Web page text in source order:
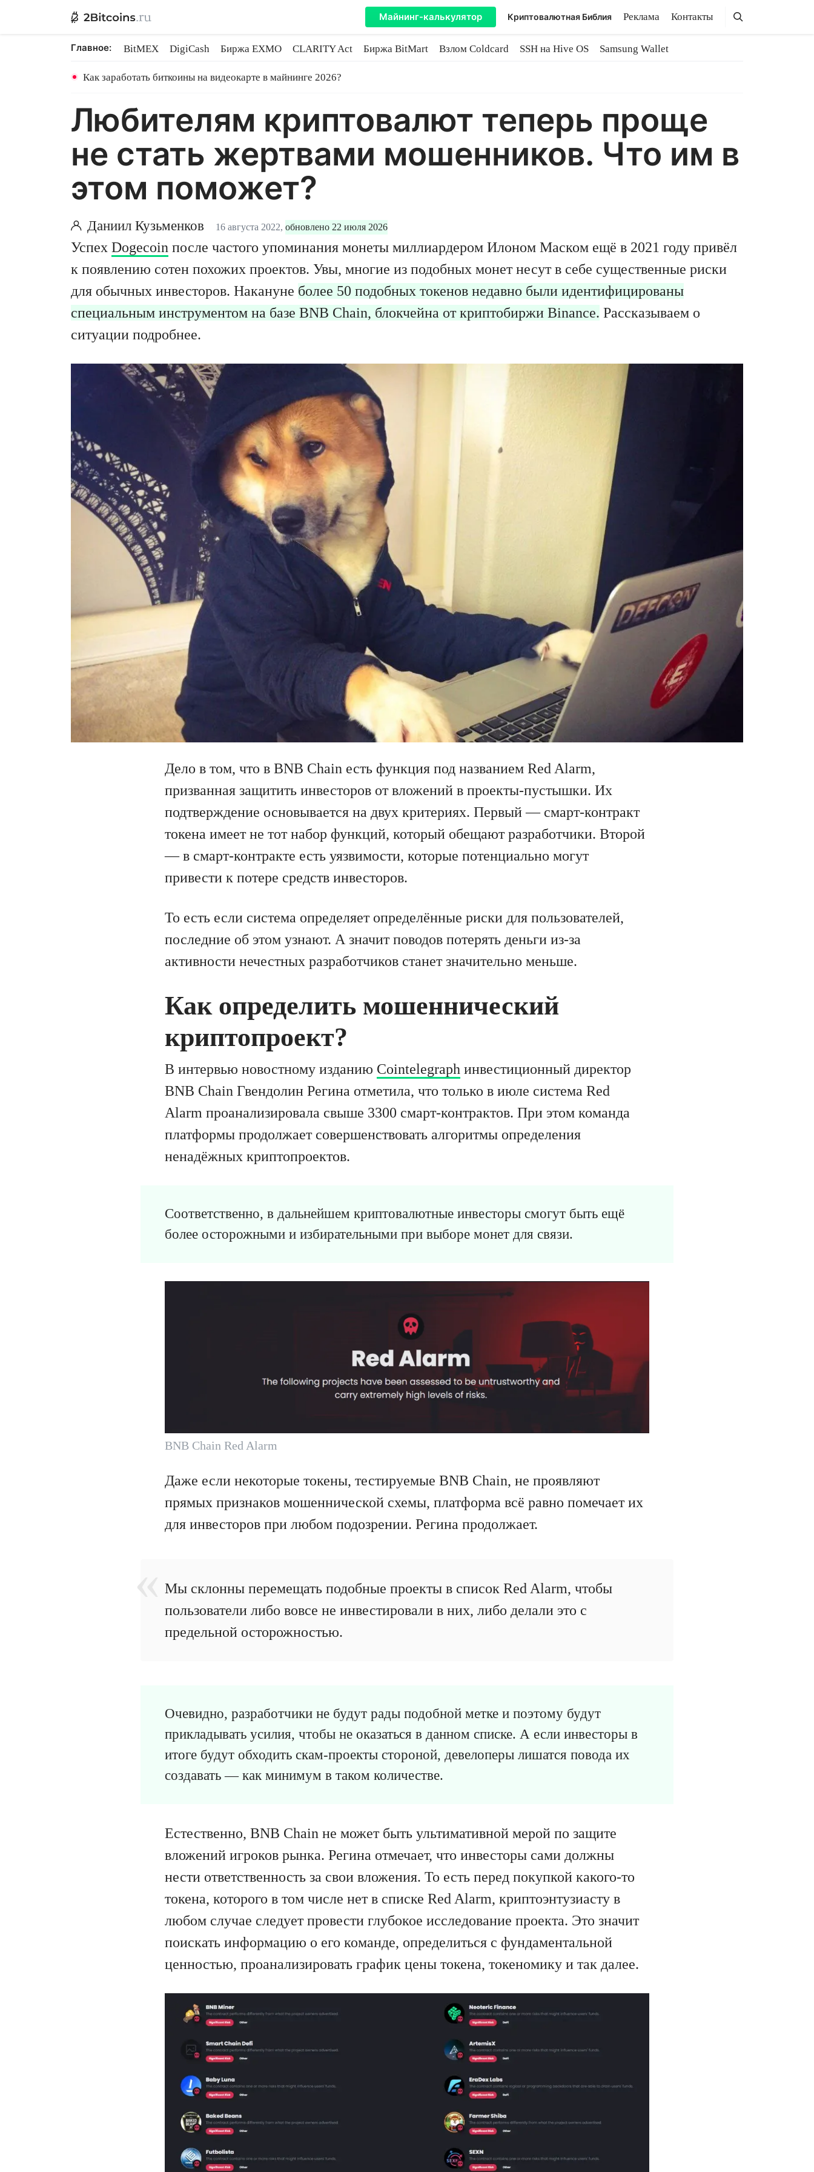
Майнинг-калькулятор Криптовалютная Библия Реклама Контакты Поиск
Поиск
Главное: BitMEX DigiCash Биржа EXMO CLARITY Act Биржа BitMart Взлом Coldcard SSH на Hive OS
Samsung Wallet
Как заработать биткоины на видеокарте в майнинге 2026?
Любителям криптовалют теперь проще
не стать жертвами мошенников. Что им в
этом поможет?
Даниил Кузьменков 16 августа 2022, обновлено 22 июля 2026
Успех Dogecoin после частого упоминания монеты миллиардером Илоном Маском ещё в 2021 году привёл
к появлению сотен похожих проектов. Увы, многие из подобных монет несут в себе существенные риски
для обычных инвесторов. Накануне более 50 подобных токенов недавно были идентифицированы
специальным инструментом на базе BNB Chain, блокчейна от криптобиржи Binance. Рассказываем о
ситуации подробнее.
Дело в том, что в BNB Chain есть функция под названием Red Alarm,
призванная защитить инвесторов от вложений в проекты-пустышки. Их
подтверждение основывается на двух критериях. Первый — смарт-контракт
токена имеет не тот набор функций, который обещают разработчики. Второй
— в смарт-контракте есть уязвимости, которые потенциально могут
привести к потере средств инвесторов.
То есть если система определяет определённые риски для пользователей,
последние об этом узнают. А значит поводов потерять деньги из-за
активности нечестных разработчиков станет значительно меньше.
Как определить мошеннический
криптопроект?
В интервью новостному изданию Cointelegraph инвестиционный директор
BNB Chain Гвендолин Регина отметила, что только в июле система Red
Alarm проанализировала свыше 3300 смарт-контрактов. При этом команда
платформы продолжает совершенствовать алгоритмы определения
ненадёжных криптопроектов.
Соответственно, в дальнейшем криптовалютные инвесторы смогут быть ещё
более осторожными и избирательными при выборе монет для связи.
BNB Chain Red Alarm
Даже если некоторые токены, тестируемые BNB Chain, не проявляют
прямых признаков мошеннической схемы, платформа всё равно помечает их
для инвесторов при любом подозрении. Регина продолжает.
Мы склонны перемещать подобные проекты в список Red Alarm, чтобы
пользователи либо вовсе не инвестировали в них, либо делали это с
предельной осторожностью.
Очевидно, разработчики не будут рады подобной метке и поэтому будут
прикладывать усилия, чтобы не оказаться в данном списке. А если инвесторы в
итоге будут обходить скам-проекты стороной, девелоперы лишатся повода их
создавать — как минимум в таком количестве.
Естественно, BNB Chain не может быть ультимативной мерой по защите
вложений игроков рынка. Регина отмечает, что инвесторы сами должны
нести ответственность за свои вложения. То есть перед покупкой какого-то
токена, которого в том числе нет в списке Red Alarm, криптоэнтузиасту в
любом случае следует провести глубокое исследование проекта. Это значит
поискать информацию о его команде, определиться с фундаментальной
ценностью, проанализировать график цены токена, токеномику и так далее.